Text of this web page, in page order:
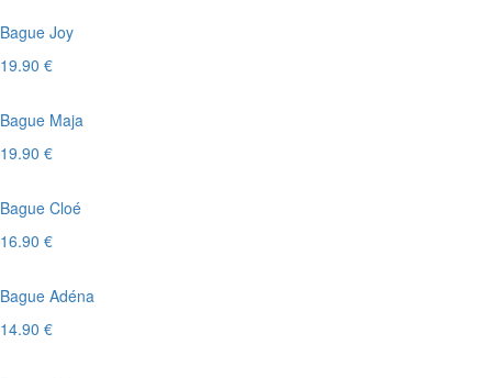
Bague Joy
19.90 €
Bague Maja
19.90 €
Bague Cloé
16.90 €
Bague Adéna
14.90 €